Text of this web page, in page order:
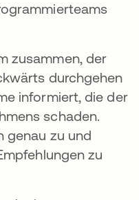
zusammen, der
durchgehen
informiert, die der
schaden.
genau zu und
zu